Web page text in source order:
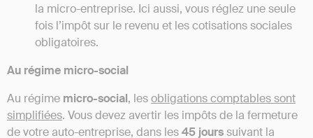
la micro-entreprise. Ici aussi, vous réglez une seule
fois l’impôt sur le revenu et les cotisations sociales
obligatoires.
Au régime micro-social
Au régime micro-social, lesobligations comptables sont
simplifiées. Vous devez avertir les impôts de la fermeture
de votre auto-entreprise, dans les45 jourssuivant la